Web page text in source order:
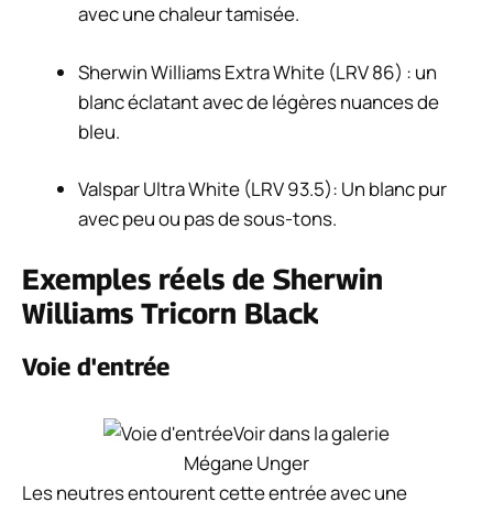
avec une chaleur tamisée.
Sherwin Williams Extra White (LRV 86) : un
blanc éclatant avec de légères nuances de
bleu.
Valspar Ultra White (LRV 93.5): Un blanc pur
avec peu ou pas de sous-tons.
Exemples réels de Sherwin
Williams Tricorn Black
Voie d'entrée
Voir dans la galerie
Mégane Unger
Les neutres entourent cette entrée avec une